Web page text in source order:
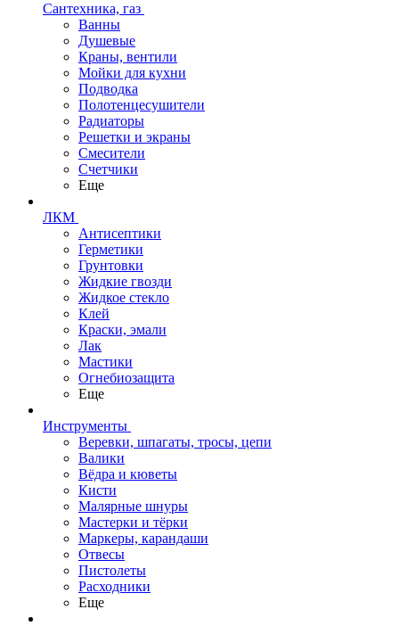
Сантехника, газ
Ванны
Душевые
Краны, вентили
Мойки для кухни
Подводка
Полотенцесушители
Радиаторы
Решетки и экраны
Смесители
Счетчики
Еще
ЛКМ
Антисептики
Герметики
Грунтовки
Жидкие гвозди
Жидкое стекло
Клей
Краски, эмали
Лак
Мастики
Огнебиозащита
Еще
Инструменты
Веревки, шпагаты, тросы, цепи
Валики
Вёдра и кюветы
Кисти
Малярные шнуры
Мастерки и тёрки
Маркеры, карандаши
Отвесы
Пистолеты
Расходники
Еще